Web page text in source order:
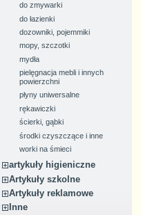
do zmywarki
do łazienki
dozowniki, pojemmiki
mopy, szczotki
mydła
pielęgnacja mebli i innych
powierzchni
płyny uniwersalne
rękawiczki
ścierki, gąbki
środki czyszczące i inne
worki na śmieci
artykuły higieniczne
Artykuły szkolne
Artykuły reklamowe
Inne